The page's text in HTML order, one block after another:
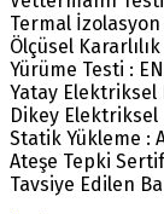
Termal İzolasyon
Ölçüsel
Yürüme Testi : EN
Yatay Elektriksel
Dikey Elektriksel
Statik Yükleme :
Ateşe Tepki
Tavsiye Edilen